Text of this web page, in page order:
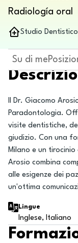
Radiología oral
Studio Dentistico
Su di me
Il Dr. Giacomo
Paradontologia.
visite dentistiche,
giudizio. Con una
Milano e un tirocinio
Arosio combina
alle esigenze dei
un'ottima
Lingue
Inglese, Italiano